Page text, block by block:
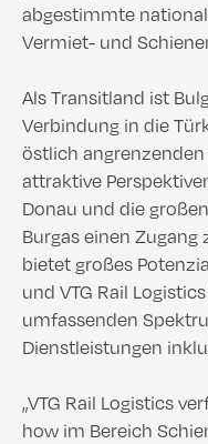
abgestimmte
Vermiet- und
Als Transitland ist
Verbindung in die
östlich angrenzenden
attraktive
Donau und die
Burgas einen Zugang
bietet großes
und VTG Rail
umfassenden
Dienstleistungen
„VTG Rail Logistics
how im Bereich